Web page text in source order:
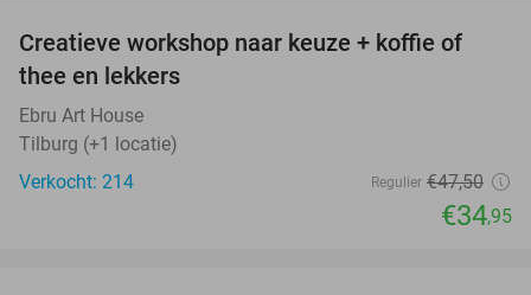
26%
Creatieve workshop naar keuze + koffie of
thee en lekkers
Ebru Art House
Tilburg (+1 locatie)
Verkocht: 214
Regulier €47,50
€34,95